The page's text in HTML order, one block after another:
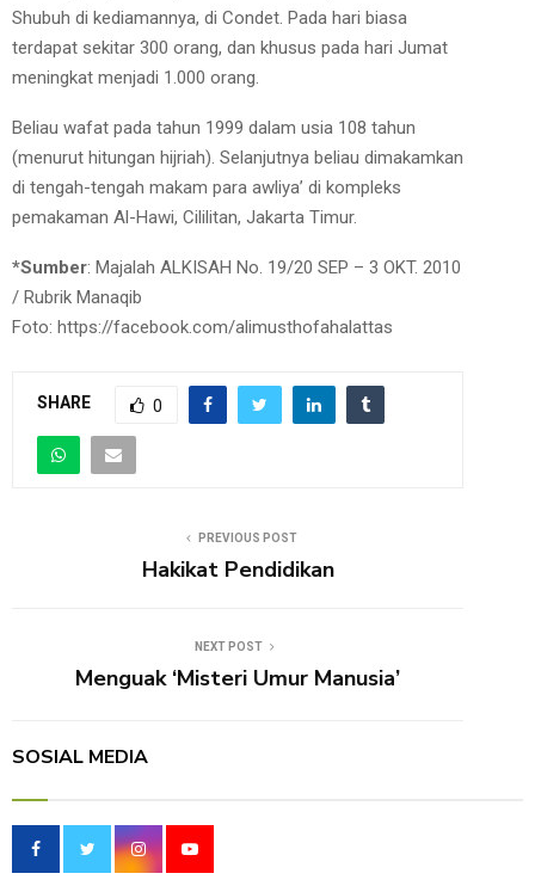
Shubuh di kediamannya, di Condet. Pada hari biasa
terdapat sekitar 300 orang, dan khusus pada hari Jumat
meningkat menjadi 1.000 orang.
Beliau wafat pada tahun 1999 dalam usia 108 tahun
(menurut hitungan hijriah). Selanjutnya beliau dimakamkan
di tengah-tengah makam para awliya’ di kompleks
pemakaman Al-Hawi, Cililitan, Jakarta Timur.
*Sumber: Majalah ALKISAH No. 19/20 SEP – 3 OKT. 2010
/ Rubrik Manaqib
Foto: https://facebook.com/alimusthofahalattas
SHARE 0
PREVIOUS POST
Hakikat Pendidikan
NEXT POST
Menguak ‘Misteri Umur Manusia’
SOSIAL MEDIA